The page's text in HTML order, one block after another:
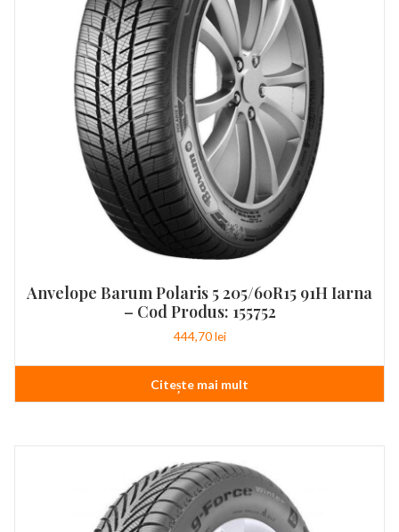
Anvelope Barum Polaris 5 205/60R15 91H Iarna
– Cod Produs: 155752
444,70lei
Citește mai mult